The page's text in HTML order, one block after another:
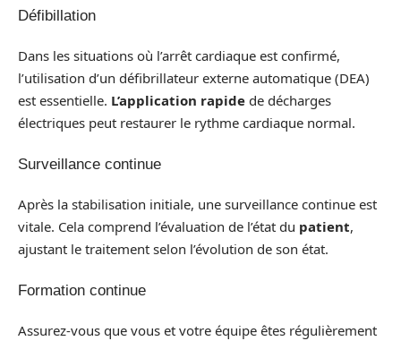
Défibillation
Dans les situations où l’arrêt cardiaque est confirmé,
l’utilisation d’un défibrillateur externe automatique (DEA)
est essentielle. L’application rapide de décharges
électriques peut restaurer le rythme cardiaque normal.
Surveillance continue
Après la stabilisation initiale, une surveillance continue est
vitale. Cela comprend l’évaluation de l’état du patient,
ajustant le traitement selon l’évolution de son état.
Formation continue
Assurez-vous que vous et votre équipe êtes régulièrement